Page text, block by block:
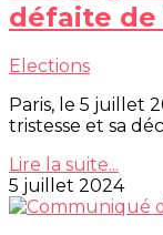
défaite de
Elections
Paris, le 5 juillet
tristesse et sa
Lire la suite...
5 juillet 2024